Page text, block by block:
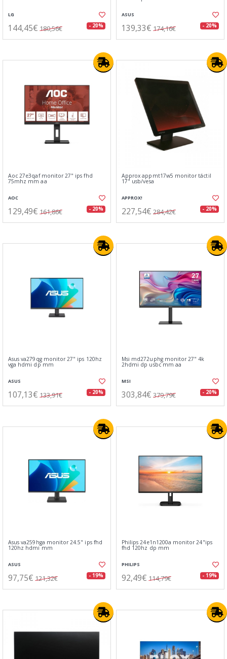
LG
144,45€ 180,56€ - 20%
ASUS
139,33€ 174,16€ - 20%
Aoc 27e3qaf monitor 27" ips fhd
75mhz mm aa
AOC
129,49€ 161,86€ - 20%
Approx appmt17w5 monitor táctil
17" usb/vesa
APPROX!
227,54€ 284,42€ - 20%
Asus va279qg monitor 27" ips 120hz
vga hdmi dp mm
ASUS
107,13€ 133,91€ - 20%
Msi md272uphg monitor 27" 4k
2hdmi dp usbc mm aa
MSI
303,84€ 379,79€ - 20%
Asus va259hga monitor 24.5" ips fhd
120hz hdmi mm
ASUS
97,75€ 121,32€ - 19%
Philips 24e1n1200a monitor 24"ips
fhd 120hz dp mm
PHILIPS
92,49€ 114,79€ - 19%